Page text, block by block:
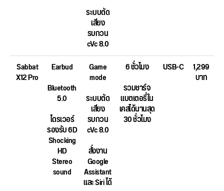
ระบบตัด
เสียง
รบกวน
cVc 8.0
Sabbat
X12 Pro
Earbud
Bluetooth
5.0
ไดรเวอร์
รองรับ 6D
Shocking
HD
Stereo
sound
Game
mode
ระบบตัด
เสียง
รบกวน
cVc 8.0
สั่งงาน
Google
Assistant
และ Siri ได้
6 ชั่วโมง
รวมชาร์จ
แบตเตอรี่ใน
เคสได้นานสุด
30 ชั่วโมง
USB-C 1,299
บาท